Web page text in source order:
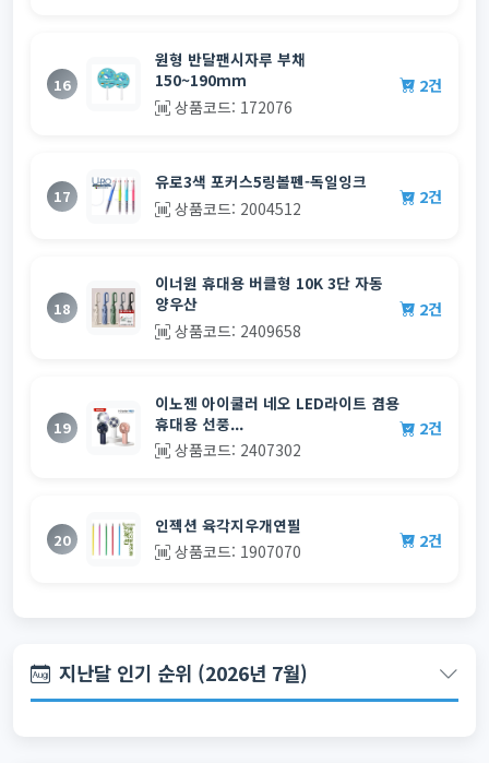
16
원형 반달팬시자루 부채
150~190mm
상품코드: 172076
2건
17
유로3색 포커스5링볼펜-독일잉크
상품코드: 2004512
2건
18
이너원 휴대용 버클형 10K 3단 자동
양우산
상품코드: 2409658
2건
19
이노젠 아이쿨러 네오 LED라이트 겸용
휴대용 선풍...
상품코드: 2407302
2건
20
인젝션 육각지우개연필
상품코드: 1907070
2건
지난달 인기 순위 (2026년 7월)